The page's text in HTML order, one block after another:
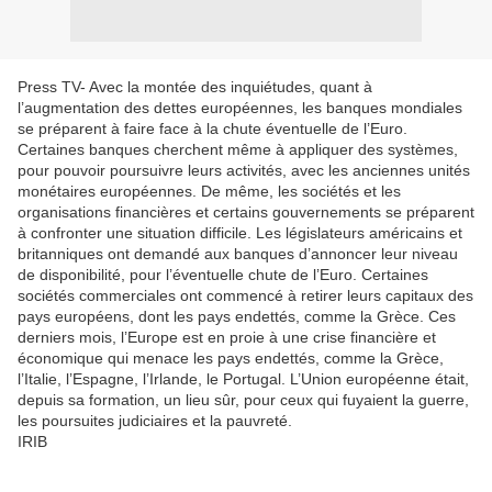
Press TV- Avec la montée des inquiétudes, quant à
l’augmentation des dettes européennes, les banques mondiales
se préparent à faire face à la chute éventuelle de l’Euro.
Certaines banques cherchent même à appliquer des systèmes,
pour pouvoir poursuivre leurs activités, avec les anciennes unités
monétaires européennes. De même, les sociétés et les
organisations financières et certains gouvernements se préparent
à confronter une situation difficile. Les législateurs américains et
britanniques ont demandé aux banques d’annoncer leur niveau
de disponibilité, pour l’éventuelle chute de l’Euro. Certaines
sociétés commerciales ont commencé à retirer leurs capitaux des
pays européens, dont les pays endettés, comme la Grèce. Ces
derniers mois, l’Europe est en proie à une crise financière et
économique qui menace les pays endettés, comme la Grèce,
l’Italie, l’Espagne, l’Irlande, le Portugal. L’Union européenne était,
depuis sa formation, un lieu sûr, pour ceux qui fuyaient la guerre,
les poursuites judiciaires et la pauvreté.
IRIB